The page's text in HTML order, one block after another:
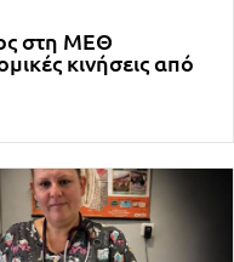
στη ΜΕΘ
κινήσεις από